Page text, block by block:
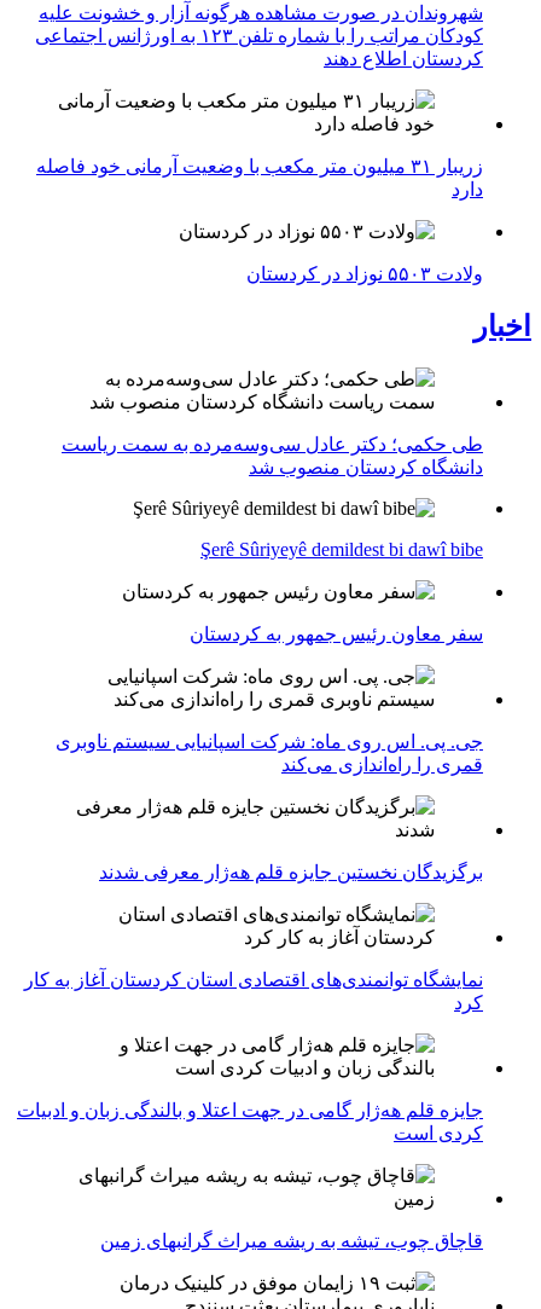
شهروندان در صورت مشاهده هرگونه آزار و خشونت علیه
کودکان مراتب را با شماره تلفن ۱۲۳ به اورژانس اجتماعی
کردستان اطلاع دهند
زریبار ۳۱ میلیون متر مکعب با وضعیت آرمانی خود فاصله
دارد
ولادت ۵۵۰۳ نوزاد در کردستان
اخبار
طی حکمی؛ دکتر عادل سی‌وسه‌مرده به سمت ریاست
دانشگاه کردستان منصوب شد
Şerê Sûriyeyê demildest bi dawî bibe
سفر معاون رئیس جمهور به کردستان
جی. پی. اس روی ماه: شرکت اسپانیایی سیستم ناوبری
قمری را راه‌اندازی می‌کند
برگزیدگان نخستین جایزه قلم هه‌ژار معرفی شدند
نمایشگاه توانمندی‌های اقتصادی استان کردستان آغاز به کار
کرد
جایزه قلم هه‌ژار گامی در جهت اعتلا و بالندگی زبان و ادبیات
کردی است
قاچاق چوب، تیشه به ریشه میراث گرانبهای زمین